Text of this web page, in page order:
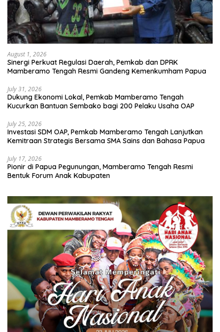
August 1, 2026
Sinergi Perkuat Regulasi Daerah, Pemkab dan DPRK
Mamberamo Tengah Resmi Gandeng Kemenkumham Papua
July 31, 2026
Dukung Ekonomi Lokal, Pemkab Mamberamo Tengah
Kucurkan Bantuan Sembako bagi 200 Pelaku Usaha OAP
July 25, 2026
Investasi SDM OAP, Pemkab Mamberamo Tengah Lanjutkan
Kemitraan Strategis Bersama SMA Sains dan Bahasa Papua
July 17, 2026
Pionir di Papua Pegunungan, Mamberamo Tengah Resmi
Bentuk Forum Anak Kabupaten